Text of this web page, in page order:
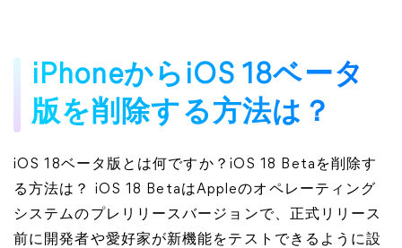
iPhoneからiOS 18ベータ
版を削除する方法は？
iOS 18ベータ版とは何ですか？iOS 18 Betaを削除す
る方法は？ iOS 18 BetaはAppleのオペレーティング
システムのプレリリースバージョンで、正式リリース
前に開発者や愛好家が新機能をテストできるように設